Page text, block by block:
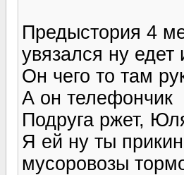
Предыстория 4
увязался ну
Он чего то там
А он телефончик
Подруга ржет,
Я ей ну ты
мусоровозы